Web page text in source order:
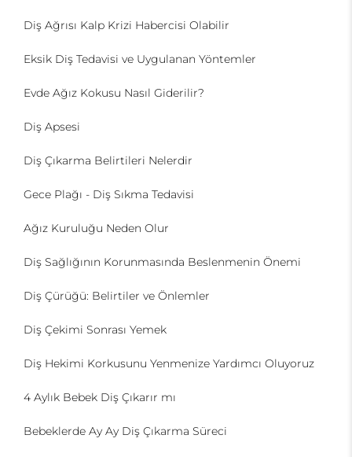
Diş Ağrısı Kalp Krizi Habercisi Olabilir
Eksik Diş Tedavisi ve Uygulanan Yöntemler
Evde Ağız Kokusu Nasıl Giderilir?
Diş Apsesi
Diş Çıkarma Belirtileri Nelerdir
Gece Plağı - Diş Sıkma Tedavisi
Ağız Kuruluğu Neden Olur
Diş Sağlığının Korunmasında Beslenmenin Önemi
Diş Çürüğü: Belirtiler ve Önlemler
Diş Çekimi Sonrası Yemek
Diş Hekimi Korkusunu Yenmenize Yardımcı Oluyoruz
4 Aylık Bebek Diş Çıkarır mı
Bebeklerde Ay Ay Diş Çıkarma Süreci